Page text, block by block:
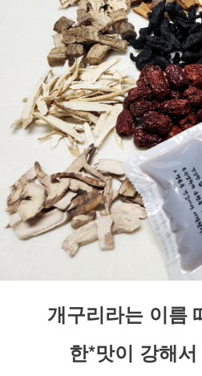
개구리라는 이름
한*맛이 강해